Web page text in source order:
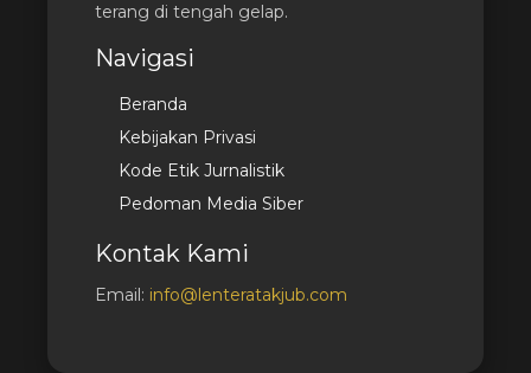
terang di tengah gelap.
Navigasi
Beranda
Kebijakan Privasi
Kode Etik Jurnalistik
Pedoman Media Siber
Kontak Kami
Email: info@lenteratakjub.com